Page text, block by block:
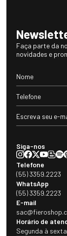
Faça parte da
novidades e
Siga-nos
Telefone
(55) 3359.2223
WhatsApp
(55) 3359.2223
E-mail
Horário de
Segunda à